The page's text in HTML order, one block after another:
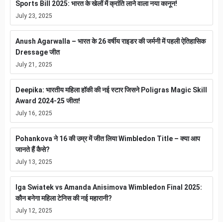
Sports Bill 2025: भारत के खेलों में क्रांति लाने वाला नया कानून!
July 23, 2025
Anush Agarwalla – भारत के 26 वर्षीय राइडर की जर्मनी में पहली ऐतिहासिक
Dressage जीत
July 21, 2025
Deepika: भारतीय महिला हॉकी की नई स्टार जिसने Poligras Magic Skill
Award 2024-25 जीता!
July 16, 2025
Pohankova ने 16 की उम्र में जीत लिया Wimbledon Title – क्या आप
जानते हैं कैसे?
July 13, 2025
Iga Swiatek vs Amanda Anisimova Wimbledon Final 2025:
कौन बनेगा महिला टेनिस की नई महारानी?
July 12, 2025